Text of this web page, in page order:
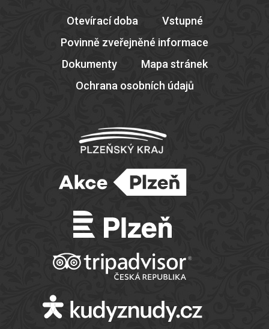
Otevírací doba
Vstupné
Povinně zveřejněné informace
Dokumenty
Mapa stránek
Ochrana osobních údajů